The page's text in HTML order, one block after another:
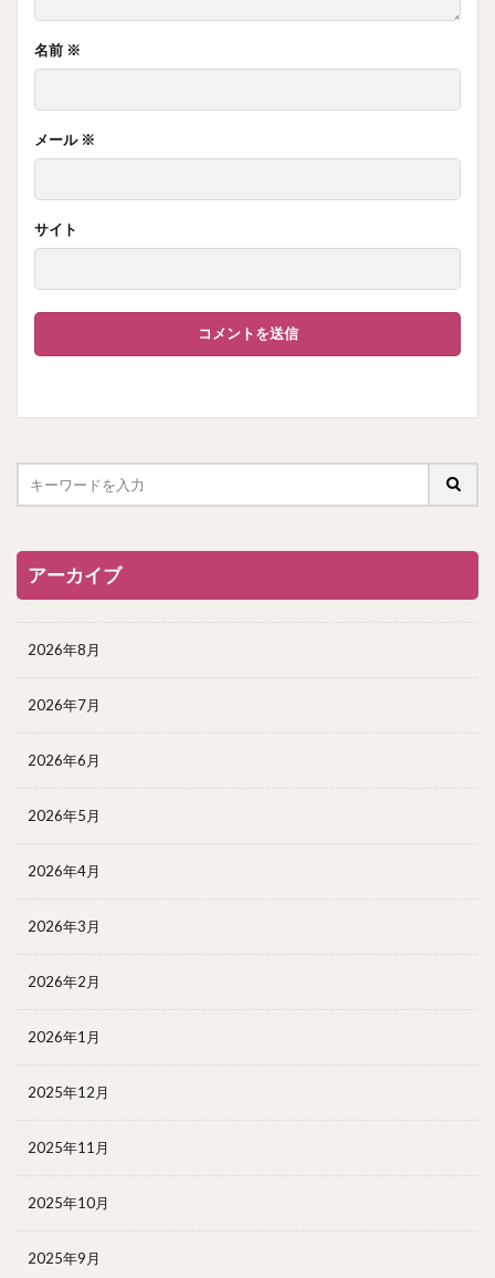
名前 ※
メール ※
サイト
アーカイブ
2026年8月
2026年7月
2026年6月
2026年5月
2026年4月
2026年3月
2026年2月
2026年1月
2025年12月
2025年11月
2025年10月
2025年9月